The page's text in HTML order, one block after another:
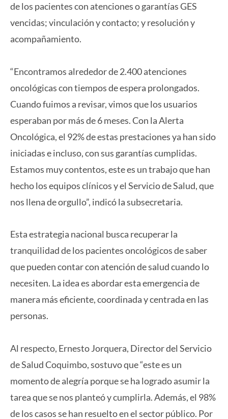
de los pacientes con atenciones o garantías GES
vencidas; vinculación y contacto; y resolución y
acompañamiento.
“Encontramos alrededor de 2.400 atenciones
oncológicas con tiempos de espera prolongados.
Cuando fuimos a revisar, vimos que los usuarios
esperaban por más de 6 meses. Con la Alerta
Oncológica, el 92% de estas prestaciones ya han sido
iniciadas e incluso, con sus garantías cumplidas.
Estamos muy contentos, este es un trabajo que han
hecho los equipos clínicos y el Servicio de Salud, que
nos llena de orgullo”, indicó la subsecretaria.
Esta estrategia nacional busca recuperar la
tranquilidad de los pacientes oncológicos de saber
que pueden contar con atención de salud cuando lo
necesiten. La idea es abordar esta emergencia de
manera más eficiente, coordinada y centrada en las
personas.
Al respecto, Ernesto Jorquera, Director del Servicio
de Salud Coquimbo, sostuvo que “este es un
momento de alegría porque se ha logrado asumir la
tarea que se nos planteó y cumplirla. Además, el 98%
de los casos se han resuelto en el sector público. Por